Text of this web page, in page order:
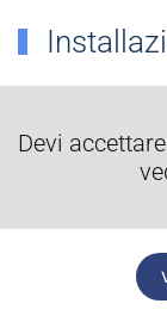
Devi